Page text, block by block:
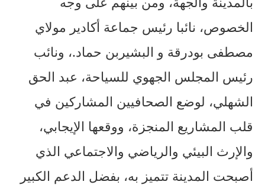
الخصوص، نائبا رئيس جماعة أكادير مولاي
مصطفى بودرقة و البشيربن حماد.، ونائب
رئيس المجلس الجهوي للسياحة، عبد الحق
الشهلي، لوضع الصحافيين المشاركين في
قلب المشاريع المنجزة، ووقعها الإيجابي،
والإرث البيئي والرياضي والاجتماعي الذي
أصبحت المدينة تتميز به، بفضل الدعم الكبير